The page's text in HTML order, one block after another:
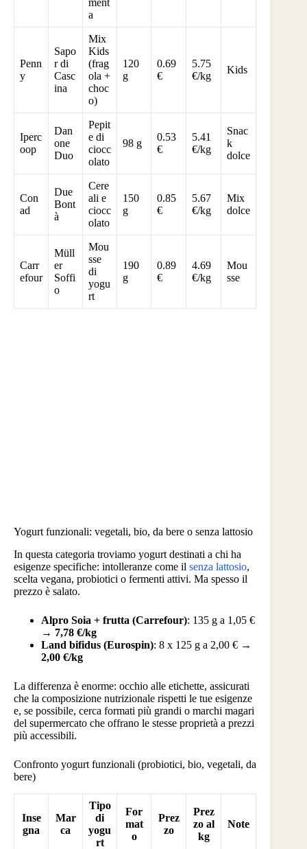
ment
a
Penn
y
Sapo
r di
Casc
ina
Mix
Kids
(frag
ola +
choc
o)
120
g
0.69
€
5.75
€/kg
Kids
Iperc
oop
Dan
one
Duo
Pepit
e di
ciocc
olato
98 g
0.53
€
5.41
€/kg
Snac
k
dolce
Con
ad
Due
Bont
à
Cere
ali e
ciocc
olato
150
g
0.85
€
5.67
€/kg
Mix
dolce
Carr
efour
Müll
er
Soffi
o
Mou
sse
di
yogu
rt
190
g
0.89
€
4.69
€/kg
Mou
sse
Yogurt funzionali: vegetali, bio, da bere o senza lattosio
In questa categoria troviamo yogurt destinati a chi ha
esigenze specifiche: intolleranze come il senza lattosio,
scelta vegana, probiotici o fermenti attivi. Ma spesso il
prezzo è salato.
Alpro Soia + frutta (Carrefour): 135 g a 1,05 €
→ 7,78 €/kg
Land bifidus (Eurospin): 8 x 125 g a 2,00 € →
2,00 €/kg
La differenza è enorme: occhio alle etichette, assicurati
che la composizione nutrizionale rispetti le tue esigenze
e, se possibile, cerca formati più grandi o marchi magari
del supermercato che offrano le stesse proprietà a prezzi
più accessibili.
Confronto yogurt funzionali (probiotici, bio, vegetali, da
bere)
Inse
gna
Mar
ca
Tipo
di
yogu
rt
For
mat
o
Prez
zo
Prez
zo al
kg
Note